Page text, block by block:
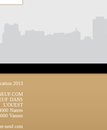
2013
DANS
L'OUEST
Nantes
Vannes
neuf.com